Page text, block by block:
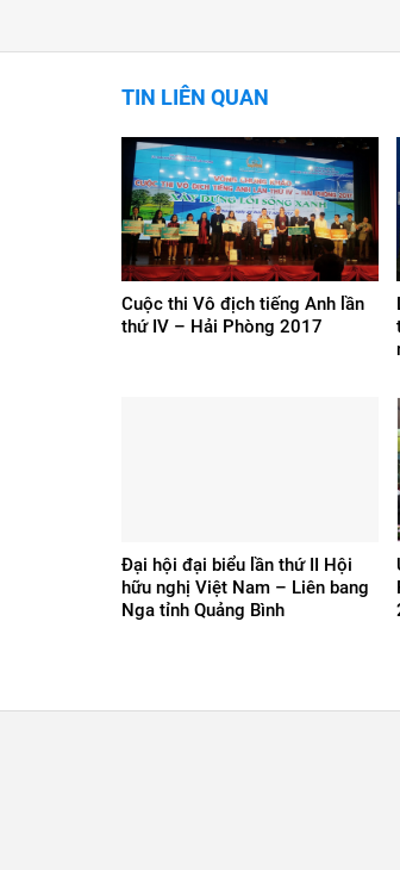
TIN LIÊN QUAN
Cuộc thi Vô địch tiếng Anh lần
thứ IV – Hải Phòng 2017
Đại hội đại biểu lần thứ II Hội
hữu nghị Việt Nam – Liên bang
Nga tỉnh Quảng Bình